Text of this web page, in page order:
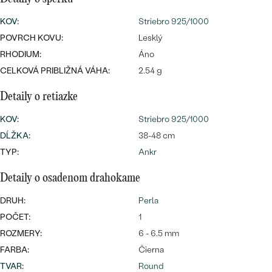
Najpredávanejšie
svadobné
PREZRIEŤ
PODĽA MATERIÁLU
ZLATO
S LAB GROWN DIAMANTMI
SYMBOLICKÉ
MINIMALISTICKÉ
PODĽA PRÍLEŽITOSTI
PODĽA FARBY
CENOVO DOSTUPNÉ
LUXUSNÉ
LUXUSNÉ
KOV:
Striebro 925/1000
POVRCH KOVU:
Lesklý
RHODIUM:
Áno
CELKOVÁ PRIBLIŽNÁ VÁHA:
2.54 g
Detaily o retiazke
KOV:
Striebro 925/1000
DĹŽKA:
38-48 cm
TYP:
Ankr
Detaily o osadenom drahokame
DRUH:
Perla
POČET:
1
ROZMERY:
6 - 6.5 mm
FARBA:
Čierna
TVAR:
Round